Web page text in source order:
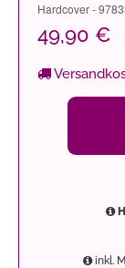
Hardcover -
49,90 €
inkl.